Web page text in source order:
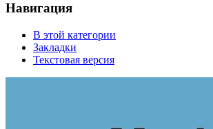
Навигация
В этой категории
Закладки
Текстовая версия